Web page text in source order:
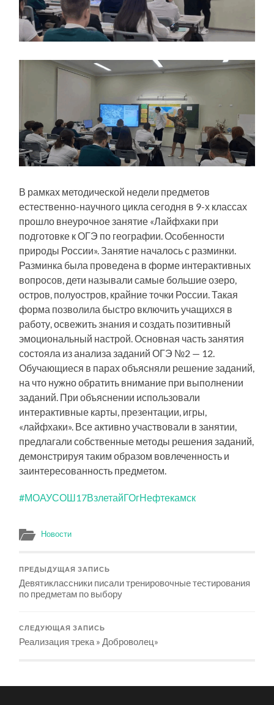
В рамках методической недели предметов
естественно-научного цикла сегодня в 9-х классах
прошло внеурочное занятие «Лайфхаки при
подготовке к ОГЭ по географии. Особенности
природы России». Занятие началось с разминки.
Разминка была проведена в форме интерактивных
вопросов, дети называли самые большие озеро,
остров, полуостров, крайние точки России. Такая
форма позволила быстро включить учащихся в
работу, освежить знания и создать позитивный
эмоциональный настрой. Основная часть занятия
состояла из анализа заданий ОГЭ №2 — 12.
Обучающиеся в парах объясняли решение заданий,
на что нужно обратить внимание при выполнении
заданий. При объяснении использовали
интерактивные карты, презентации, игры,
«лайфхаки». Все активно участвовали в занятии,
предлагали собственные методы решения заданий,
демонстрируя таким образом вовлеченность и
заинтересованность предметом.
#МОАУСОШ17ВзлетайГОгНефтекамск
Новости
ПРЕДЫДУЩАЯ ЗАПИСЬ
Девятиклассники писали тренировочные тестирования
по предметам по выбору
СЛЕДУЮЩАЯ ЗАПИСЬ
Реализация трека » Доброволец»